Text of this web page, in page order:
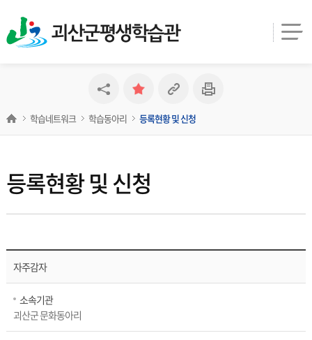
괴산군평생학습관
등록현황 및 신청
학습네트워크 학습동아리 등록현황 및 신청
자주감자
소속기관
괴산군 문화동아리